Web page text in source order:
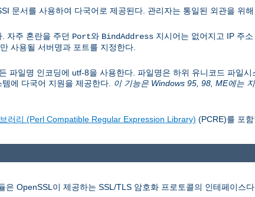
문서를 사용하여 다국어로 제공된다. 관리자는 통일된 외관을 위
자주 혼란을 주던 Port와 BindAddress 지시어는 없어지고 IP 주소
사용될 서버명과 포트를 지정한다.
파일명 인코딩에 utf-8을 사용한다. 파일명은 하위 유니코드 파일
에 다국어 지원을 제공한다.
이 기능은 Windows 95, 98, ME에는
러리 (Perl Compatible Regular Expression Library) (PCRE)를 포
OpenSSL이 제공하는 SSL/TLS 암호화 프로토콜의 인테페이스다.